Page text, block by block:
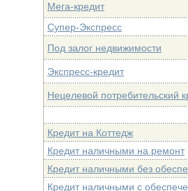
Мега-кредит
Супер-Экспресс
Под залог недвижимости
Экспресс-кредит
Нецелевой потребительский
Кредит на Коттедж
Кредит наличными на ремонт
Кредит наличными без
Кредит наличными c